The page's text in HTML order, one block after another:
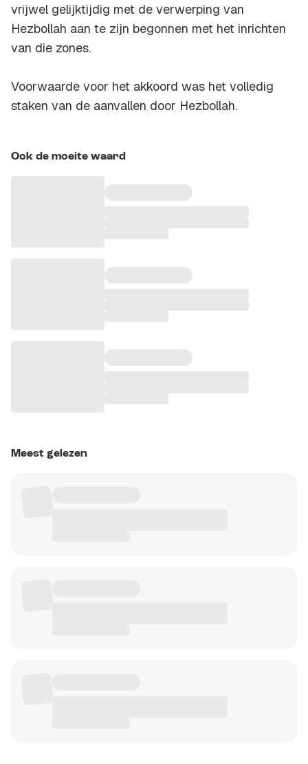
vrijwel gelijktijdig met de verwerping van
Hezbollah aan te zijn begonnen met het inrichten
van die zones.
Voorwaarde voor het akkoord was het volledig
staken van de aanvallen door Hezbollah.
Ook de moeite waard
Meest gelezen